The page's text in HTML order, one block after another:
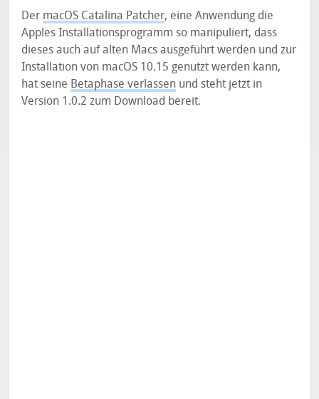
Der macOS Catalina Patcher, eine Anwendung die
Apples Installationsprogramm so manipuliert, dass
dieses auch auf alten Macs ausgeführt werden und zur
Installation von macOS 10.15 genutzt werden kann,
hat seine Betaphase verlassen und steht jetzt in
Version 1.0.2 zum Download bereit.